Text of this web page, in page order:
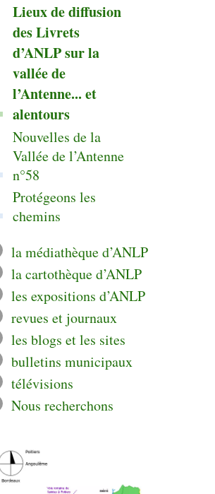
Lieux de diffusion
des Livrets
d’ANLP sur la
vallée de
l’Antenne... et
alentours
Nouvelles de la
Vallée de l’Antenne
n°58
Protégeons les
chemins
la médiathèque d’ANLP
la cartothèque d’ANLP
les expositions d’ANLP
revues et journaux
les blogs et les sites
bulletins municipaux
télévisions
Nous recherchons